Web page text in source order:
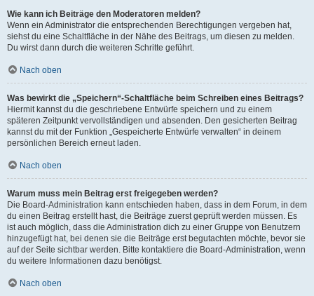
Wie kann ich Beiträge den Moderatoren melden?
Wenn ein Administrator die entsprechenden Berechtigungen vergeben hat,
siehst du eine Schaltfläche in der Nähe des Beitrags, um diesen zu melden.
Du wirst dann durch die weiteren Schritte geführt.
Nach oben
Was bewirkt die „Speichern“-Schaltfläche beim Schreiben eines Beitrags?
Hiermit kannst du die geschriebene Entwürfe speichern und zu einem
späteren Zeitpunkt vervollständigen und absenden. Den gesicherten Beitrag
kannst du mit der Funktion „Gespeicherte Entwürfe verwalten“ in deinem
persönlichen Bereich erneut laden.
Nach oben
Warum muss mein Beitrag erst freigegeben werden?
Die Board-Administration kann entschieden haben, dass in dem Forum, in dem
du einen Beitrag erstellt hast, die Beiträge zuerst geprüft werden müssen. Es
ist auch möglich, dass die Administration dich zu einer Gruppe von Benutzern
hinzugefügt hat, bei denen sie die Beiträge erst begutachten möchte, bevor sie
auf der Seite sichtbar werden. Bitte kontaktiere die Board-Administration, wenn
du weitere Informationen dazu benötigst.
Nach oben